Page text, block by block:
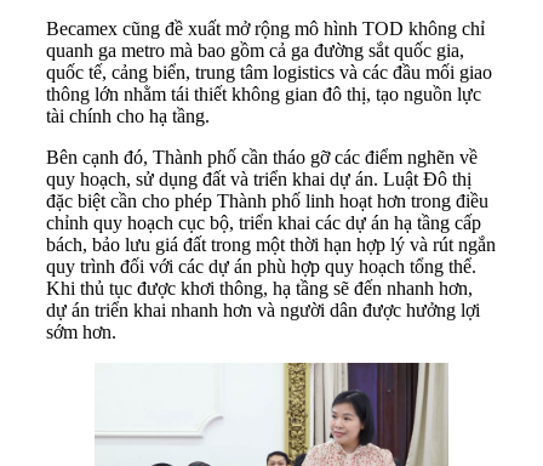
Becamex cũng đề xuất mở rộng mô hình TOD không chỉ
quanh ga metro mà bao gồm cả ga đường sắt quốc gia,
quốc tế, cảng biển, trung tâm logistics và các đầu mối giao
thông lớn nhằm tái thiết không gian đô thị, tạo nguồn lực
tài chính cho hạ tầng.
Bên cạnh đó, Thành phố cần tháo gỡ các điểm nghẽn về
quy hoạch, sử dụng đất và triển khai dự án. Luật Đô thị
đặc biệt cần cho phép Thành phố linh hoạt hơn trong điều
chỉnh quy hoạch cục bộ, triển khai các dự án hạ tầng cấp
bách, bảo lưu giá đất trong một thời hạn hợp lý và rút ngắn
quy trình đối với các dự án phù hợp quy hoạch tổng thể.
Khi thủ tục được khơi thông, hạ tầng sẽ đến nhanh hơn,
dự án triển khai nhanh hơn và người dân được hưởng lợi
sớm hơn.